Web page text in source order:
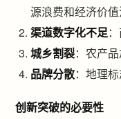
源浪费和经济价值
渠道数字化不足
城乡割裂：农产
品牌分散：地理
创新突破的必要性